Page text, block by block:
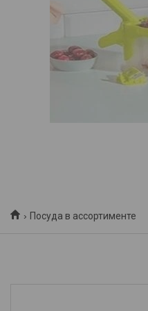
Посуда в ассортименте